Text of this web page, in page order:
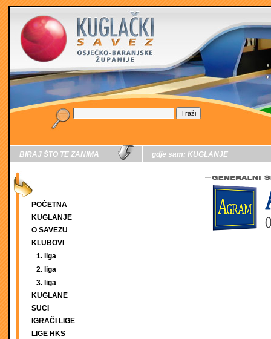
BIRAJ ŠTO TE ZANIMA
POČETNA
KUGLANJE
O SAVEZU
KLUBOVI
1. liga
2. liga
3. liga
KUGLANE
SUCI
IGRAČI LIGE
LIGE HKS
gdje sam: KUGLANJE